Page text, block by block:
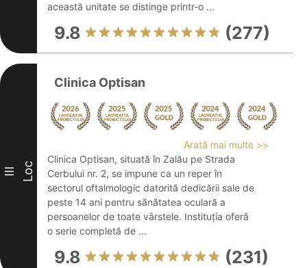
această unitate se distinge printr-o ...
9.8 (277)
III Loc
Clinica Optisan
Arată mai multe >>
Clinica Optisan, situată în Zalău pe Strada
Cerbului nr. 2, se impune ca un reper în
sectorul oftalmologic datorită dedicării sale de
peste 14 ani pentru sănătatea oculară a
persoanelor de toate vârstele. Instituția oferă
o serie completă de ...
9.8 (231)